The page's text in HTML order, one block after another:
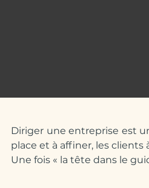
Diriger une entreprise est
place et à affiner, les clients
Une fois « la tête dans le